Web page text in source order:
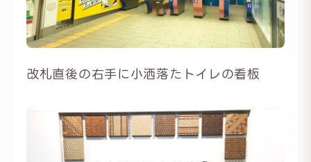
改札直後の右手に小洒落たトイレの看板